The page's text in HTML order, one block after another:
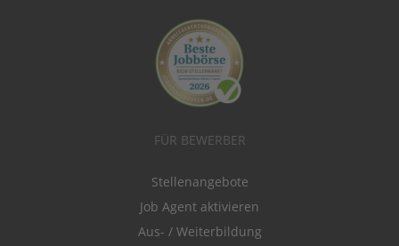
FÜR BEWERBER
Stellenangebote
Job Agent aktivieren
Aus- / Weiterbildung